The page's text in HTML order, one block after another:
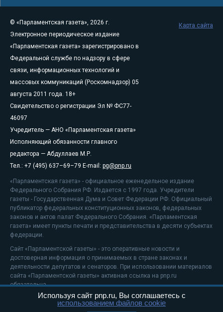
© «Парламентская газета», 2026 г.
Электронное периодическое издание
«Парламентская газета» зарегистрировано в
Федеральной службе по надзору в сфере
связи, информационных технологий и
массовых коммуникаций (Роскомнадзор) 05
августа 2011 года. 18+
Свидетельство о регистрации Эл № ФС77-
46097
Учредитель — АНО «Парламентская газета»
Исполняющий обязанности главного
редактора — Абдуллаев М.Р.
Тел.: +7 (495) 637–69–79 E-mail: pg@pnp.ru
«Парламентская газета» - официальное еженедельное издание
Федерального Собрания РФ. Издается с 1997 года. Учредители
газеты - Государственная Дума и Совет Федерации РФ. Официальный
публикатор федеральных конституционных законов, федеральных
законов и актов палат Федерального Собрания. «Парламентская
газета» имеет пункты печати и представительства в десяти субъектах
федерации.
Сайт «Парламентской газеты» - это оперативные новости и
достоверная информация о принимаемых в стране законах и
деятельности депутатов и сенаторов. При использовании материалов
сайта «Парламентской газеты» активная ссылка на pnp.ru
обязательна.
На информационном ресурсе применяютсярекомендательные
Карта сайта
Используя сайт pnp.ru, Вы соглашаетесь с
использованием файлов cookie